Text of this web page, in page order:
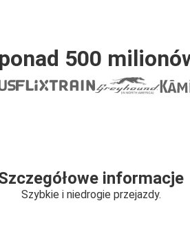
500
informacje
Szybkie i niedrogie przejazdy.